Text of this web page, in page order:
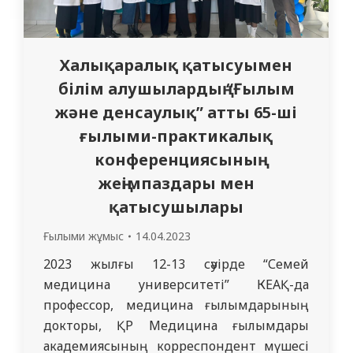
Халықаралық қатысуымен
білім алушылардың “Ғылым
және денсаулық” атты 65-ші
ғылыми-практикалық
конференциясының
жеңімпаздары мен
қатысушылары
Ғылыми жұмыс 14.04.2023
2023 жылғы 12-13 сәуірде “Семей
медицина университеті” КЕАҚ-да
профессор, медицина ғылымдарының
докторы, ҚР Медицина ғылымдары
академиясының корреспондент мүшесі